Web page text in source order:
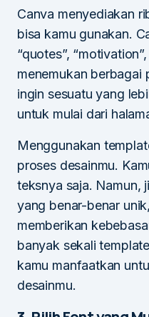
Canva menyediakan
bisa kamu gunakan.
“quotes”,
menemukan berbagai
ingin sesuatu yang
untuk mulai dari
Menggunakan
proses desainmu.
teksnya saja. Namun,
yang benar-benar
memberikan
banyak sekali
kamu manfaatkan
desainmu.